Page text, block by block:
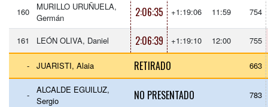
160
MURILLO URUÑUELA,
Germán
2:06:35 +1:19:06 11:59 754
161 LEÓN OLIVA, Daniel 2:06:39 +1:19:10 12:00 755
- JUARISTI, Alaia RETIRADO 663
-
ALCALDE EGUILUZ,
Sergio
NO PRESENTADO 783